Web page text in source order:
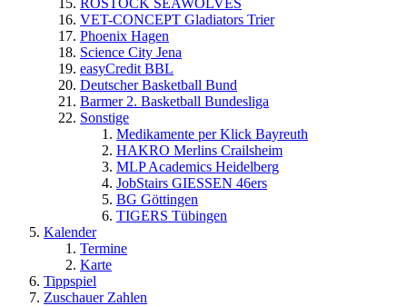
ROSTOCK SEAWOLVES
VET-CONCEPT Gladiators Trier
Phoenix Hagen
Science City Jena
easyCredit BBL
Deutscher Basketball Bund
Barmer 2. Basketball Bundesliga
Sonstige
Medikamente per Klick Bayreuth
HAKRO Merlins Crailsheim
MLP Academics Heidelberg
JobStairs GIESSEN 46ers
BG Göttingen
TIGERS Tübingen
Kalender
Termine
Karte
Tippspiel
Zuschauer Zahlen